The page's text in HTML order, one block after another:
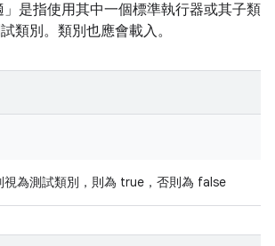
是指使用其中一個標準執行器或其子類
類別。類別也應會載入。
視為測試類別，則為 true，否則為 false